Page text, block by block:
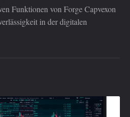
Funktionen von Forge Capvexon
in der digitalen